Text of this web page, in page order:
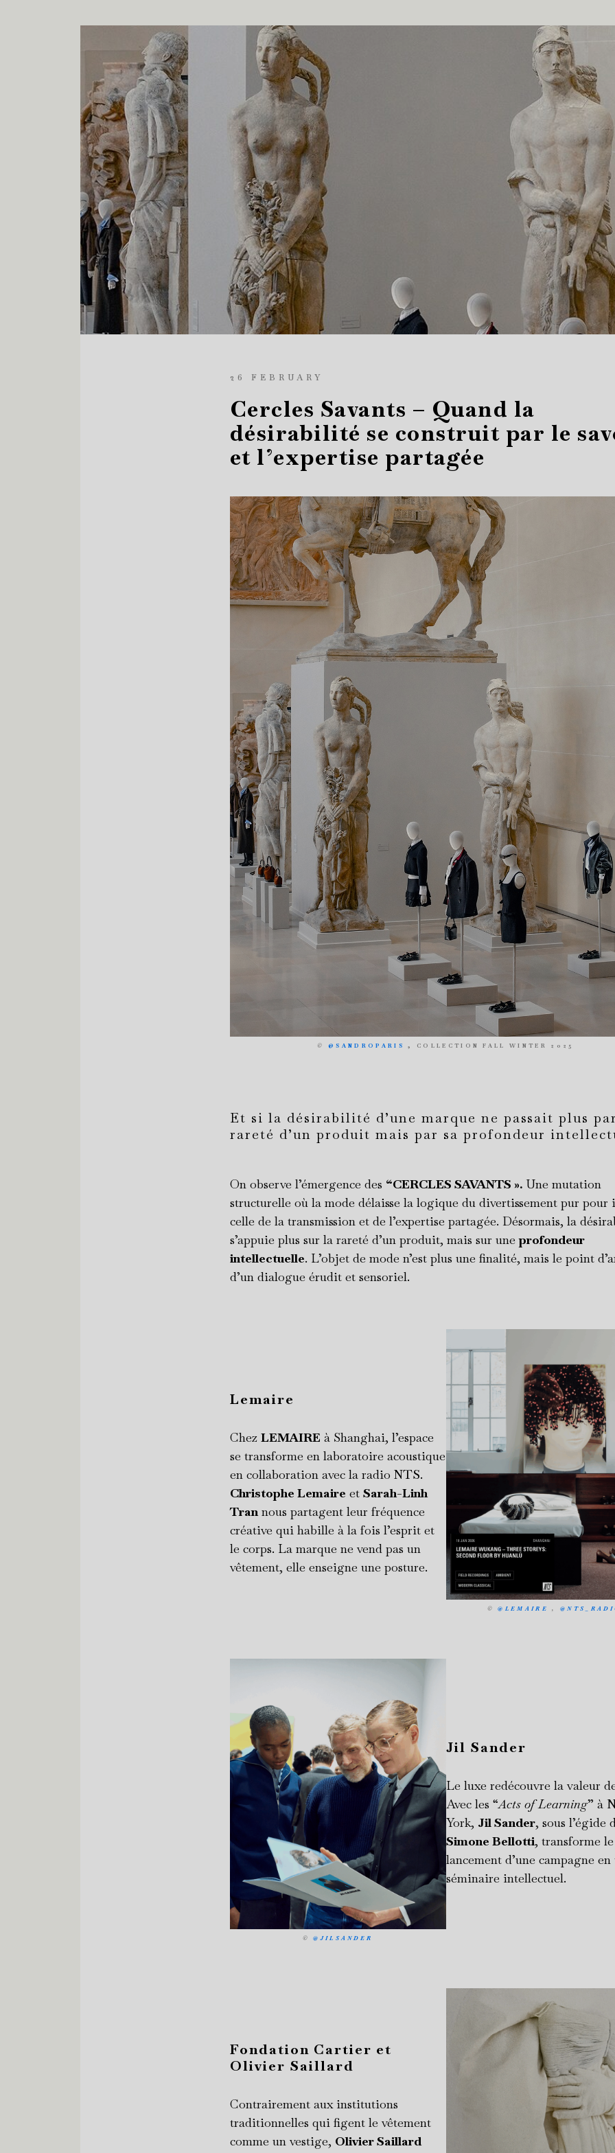
26 FEBRUARY
Cercles Savants – Quand la
désirabilité se construit par le
et l’expertise partagée
© @SANDROPARIS , COLLECTION FALL WINTER 2025
Et si la désirabilité d’une marque ne passait plus
rareté d’un produit mais par sa profondeur
On observe l’émergence des “CERCLES SAVANTS ». Une mutation
structurelle où la mode délaisse la logique du divertissement pur pour
celle de la transmission et de l’expertise partagée. Désormais, la
s’appuie plus sur la rareté d’un produit, mais sur uneprofondeur
intellectuelle. L’objet de mode n’est plus une finalité, mais le point
d’un dialogue érudit et sensoriel.
Lemaire
Chez LEMAIRE à Shanghai, l’espace
se transforme en laboratoire acoustique
en collaboration avec la radio NTS.
Christophe Lemaire et Sarah-Linh
Trannous partagent leur fréquence
créative qui habille à la fois l’esprit et
le corps. La marque ne vend pas un
vêtement, elle enseigne une posture.
© @LEMAIRE,
© @JILSANDER
Jil Sander
Le luxe redécouvre la valeur
Avec les “Acts of Learning” à
York, Jil Sander, sous l’égide
Simone Bellotti, transforme le
lancement d’une campagne en
séminaire intellectuel.
Fondation Cartier et
Olivier Saillard
Contrairement aux institutions
traditionnelles qui figent le vêtement
comme un vestige, Olivier Saillard